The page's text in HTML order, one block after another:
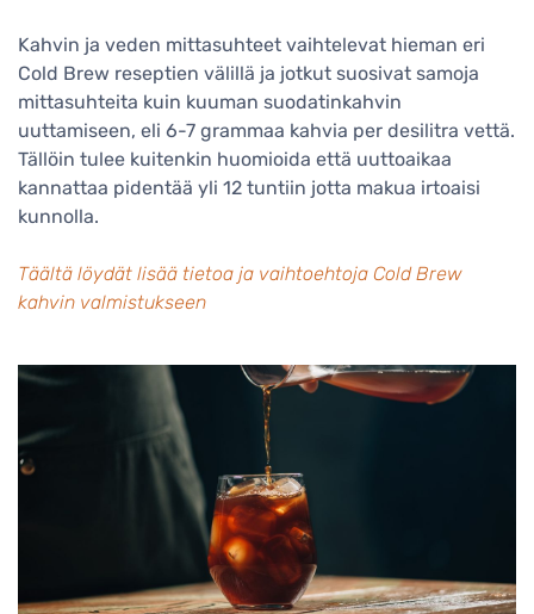
Kahvin ja veden mittasuhteet vaihtelevat hieman eri
Cold Brew reseptien välillä ja jotkut suosivat samoja
mittasuhteita kuin kuuman suodatinkahvin
uuttamiseen, eli 6-7 grammaa kahvia per desilitra vettä.
Tällöin tulee kuitenkin huomioida että uuttoaikaa
kannattaa pidentää yli 12 tuntiin jotta makua irtoaisi
kunnolla.
Täältä löydät lisää tietoa ja vaihtoehtoja Cold Brew
kahvin valmistukseen